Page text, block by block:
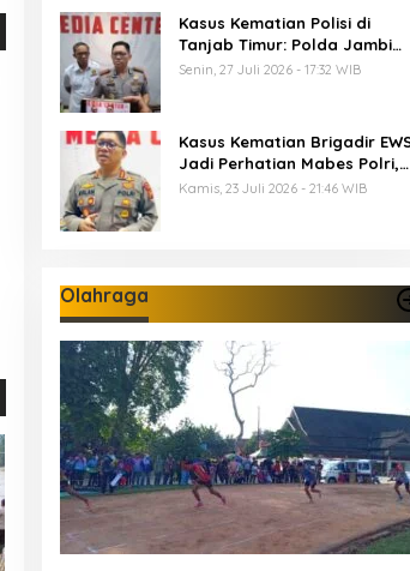
Kasus Kematian Polisi di
Tanjab Timur: Polda Jambi
Tetapkan 6 Tersangka
Senin, 27 Juli 2026 - 17:32 WIB
Kasus Kematian Brigadir
Jadi Perhatian Mabes Polri,
Polda Jambi Periksa 18 Saksi
Kamis, 23 Juli 2026 - 21:46 WIB
Olahraga